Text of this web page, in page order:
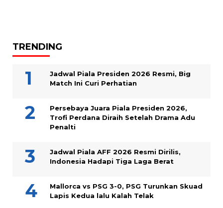
TRENDING
Jadwal Piala Presiden 2026 Resmi, Big
Match Ini Curi Perhatian
Persebaya Juara Piala Presiden 2026,
Trofi Perdana Diraih Setelah Drama Adu
Penalti
Jadwal Piala AFF 2026 Resmi Dirilis,
Indonesia Hadapi Tiga Laga Berat
Mallorca vs PSG 3-0, PSG Turunkan Skuad
Lapis Kedua lalu Kalah Telak